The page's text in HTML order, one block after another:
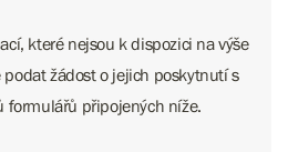
které nejsou k dispozici na výše
podat žádost o jejich poskytnutí s
formulářů připojených níže.